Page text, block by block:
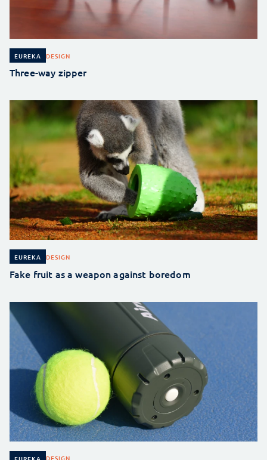
EUREKA DESIGN
Three-way zipper
EUREKA DESIGN
Fake fruit as a weapon against boredom
DESIGN